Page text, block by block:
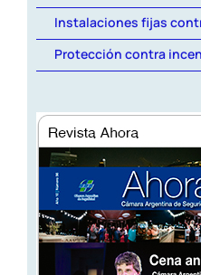
ACCESO
Instalaciones fijas
Protección contra